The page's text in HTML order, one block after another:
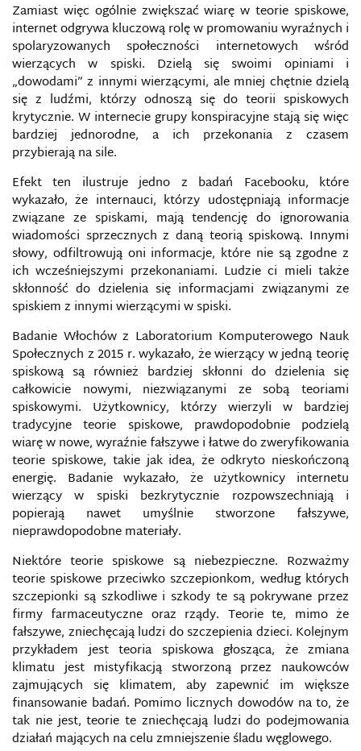
Zamiast więc ogólnie zwiększać wiarę w teorie spiskowe,
internet odgrywa kluczową rolę w promowaniu wyraźnych i
spolaryzowanych społeczności internetowych wśród
wierzących w spiski. Dzielą się swoimi opiniami i
„dowodami” z innymi wierzącymi, ale mniej chętnie dzielą
się z ludźmi, którzy odnoszą się do teorii spiskowych
krytycznie. W internecie grupy konspiracyjne stają się więc
bardziej jednorodne, a ich przekonania z czasem
przybierają na sile.
Efekt ten ilustruje jedno z badań Facebooku, które
wykazało, że internauci, którzy udostępniają informacje
związane ze spiskami, mają tendencję do ignorowania
wiadomości sprzecznych z daną teorią spiskową. Innymi
słowy, odfiltrowują oni informacje, które nie są zgodne z
ich wcześniejszymi przekonaniami. Ludzie ci mieli także
skłonność do dzielenia się informacjami związanymi ze
spiskiem z innymi wierzącymi w spiski.
Badanie Włochów z Laboratorium Komputerowego Nauk
Społecznych z 2015 r. wykazało, że wierzący w jedną teorię
spiskową są również bardziej skłonni do dzielenia się
całkowicie nowymi, niezwiązanymi ze sobą teoriami
spiskowymi. Użytkownicy, którzy wierzyli w bardziej
tradycyjne teorie spiskowe, prawdopodobnie podzielą
wiarę w nowe, wyraźnie fałszywe i łatwe do zweryfikowania
teorie spiskowe, takie jak idea, że ​​odkryto nieskończoną
energię. Badanie wykazało, że użytkownicy internetu
wierzący w spiski bezkrytycznie rozpowszechniają i
popierają nawet umyślnie stworzone fałszywe,
nieprawdopodobne materiały.
Niektóre teorie spiskowe są niebezpieczne. Rozważmy
teorie spiskowe przeciwko szczepionkom, według których
szczepionki są szkodliwe i szkody te są pokrywane przez
firmy farmaceutyczne oraz rządy. Teorie te, mimo że
fałszywe, zniechęcają ludzi do szczepienia dzieci. Kolejnym
przykładem jest teoria spiskowa głosząca, że zmiana
klimatu jest mistyfikacją stworzoną przez naukowców
zajmujących się klimatem, aby zapewnić im większe
finansowanie badań. Pomimo licznych dowodów na to, że
tak nie jest, teorie te zniechęcają ludzi do podejmowania
działań mających na celu zmniejszenie śladu węglowego.